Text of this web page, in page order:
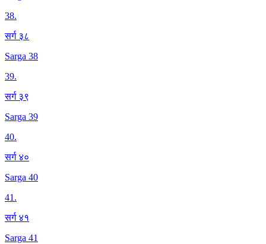
38.
सर्ग ३८
Sarga 38
39.
सर्ग ३९
Sarga 39
40.
सर्ग ४०
Sarga 40
41.
सर्ग ४१
Sarga 41